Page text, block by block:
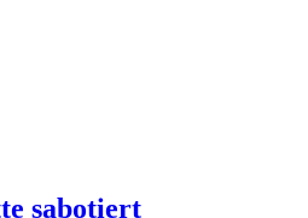
sabotiert